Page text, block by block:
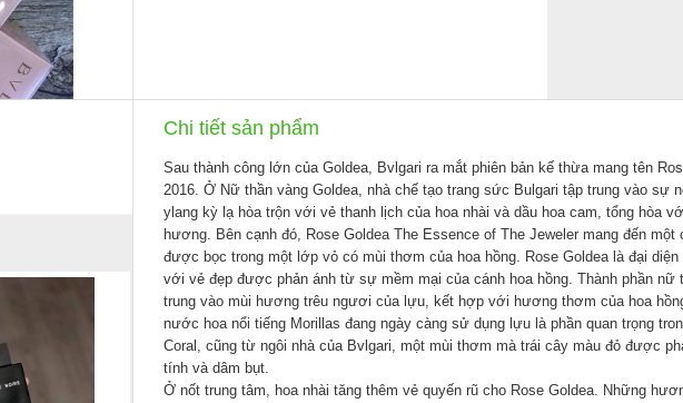
Chi tiết sản phẩm
Sau thành công lớn của Goldea, Bvlgari ra mắt phiên bản kế thừa mang tên
2016. Ở Nữ thần vàng Goldea, nhà chế tạo trang sức Bulgari tập trung vào sự
ylang kỳ lạ hòa trộn với vẻ thanh lịch của hoa nhài và dầu hoa cam, tổng hòa
hương. Bên cạnh đó, Rose Goldea The Essence of The Jeweler mang đến một
được bọc trong một lớp vỏ có mùi thơm của hoa hồng. Rose Goldealà đại diện
với vẻ đẹp được phản ánh từ sự mềm mại của cánh hoa hồng. Thành phần nữ
trung vào mùi hương trêu ngươi của lựu, kết hợp với hương thơm của hoa
nước hoa nổi tiếng Morillas đang ngày càng sử dụng lựu là phần quan trọng
Coral , cũng từ ngôi nhà của Bvlgari, một mùi thơm mà trái cây màu đỏ được
tính và dâm bụt.
Ở nốt trung tâm, hoa nhài tăng thêm vẻ quyến rũ cho Rose Goldea. Những